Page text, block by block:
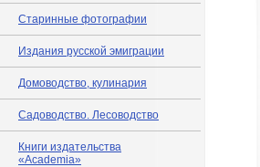
Старинные фотографии
Издания русской эмиграции
Домоводство, кулинария
Садоводство. Лесоводство
Книги издательства
«Academia»